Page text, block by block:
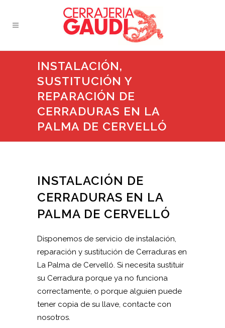
INSTALACIÓN,
SUSTITUCIÓN Y
REPARACIÓN DE
CERRADURAS EN LA
PALMA DE CERVELLÓ
INSTALACIÓN DE
CERRADURAS EN LA
PALMA DE CERVELLÓ
Disponemos de servicio de instalación,
reparación y sustitución de Cerraduras en
La Palma de Cervelló. Si necesita sustituir
su Cerradura porque ya no funciona
correctamente, o porque alguien puede
tener copia de su llave, contacte con
nosotros.